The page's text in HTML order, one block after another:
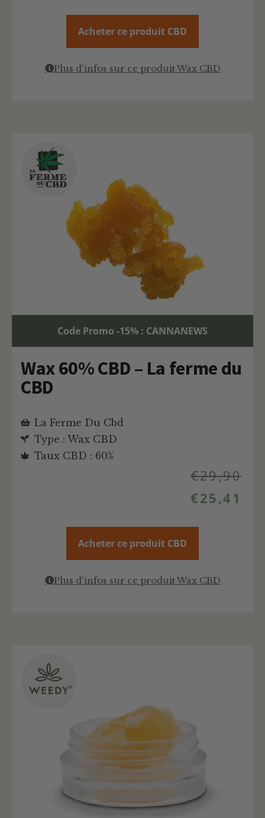
Acheter ce produit CBD
Plus d'infos sur ce produit Wax CBD
Code Promo -15% : CANNANEWS
Wax 60% CBD – La ferme du
CBD
La Ferme Du Cbd
Type : Wax CBD
Taux CBD : 60%
€29,90
€25,41
Acheter ce produit CBD
Plus d'infos sur ce produit Wax CBD